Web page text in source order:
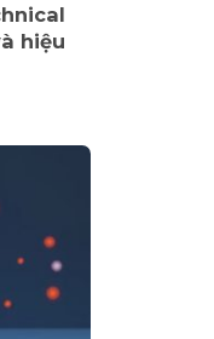
hiệu